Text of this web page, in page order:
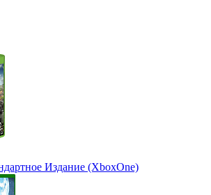
Издание (XboxOne)